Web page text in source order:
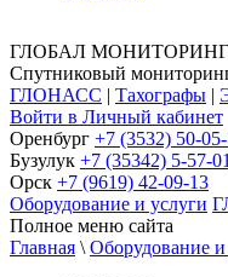
ГЛОБАЛ МОНИТОРИНГ
Спутниковый
ГЛОНАСС | Тахографы |
Войти в Личный кабинет
Оренбург +7 (3532) 50-
Бузулук +7 (35342) 5-57-01
Орск +7 (9619) 42-09-13
Оборудование и услуги
Полное меню сайта
Главная \ Оборудование и